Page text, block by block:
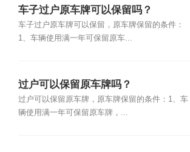
车子过户原车牌可以保留吗？
车子过户原车牌可以保留，原车牌保留的条件：
1、车辆使用满一年可保留原车...
过户可以保留原车牌吗？
过户可以保留原车牌，原车牌保留的条件：1、车
辆使用满一年可保留原车牌，...